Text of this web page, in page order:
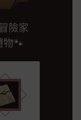
險家
物🐾